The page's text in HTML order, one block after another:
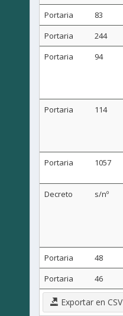
Portaria
83
Portaria
244
Portaria
94
Portaria 114
Portaria
1057
Decreto
s/nº
Portaria 48
Portaria
46
Exportar en CSV